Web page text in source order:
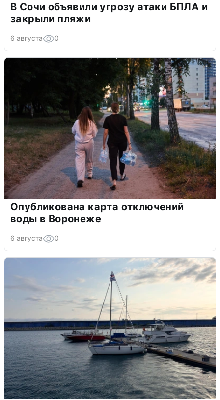
В Сочи объявили угрозу атаки БПЛА и
закрыли пляжи
6 августа 0
Опубликована карта отключений
воды в Воронеже
6 августа 0